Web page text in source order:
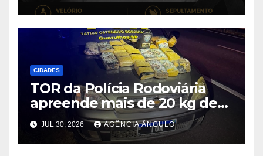
CIDADES
TOR da Polícia Rodoviária
apreende mais de 20 kg de
maconha e prende dois
suspeitos após perseguição
na Rodovia Ayrton Senna
JUL 30, 2026 AGÊNCIA ÂNGULO